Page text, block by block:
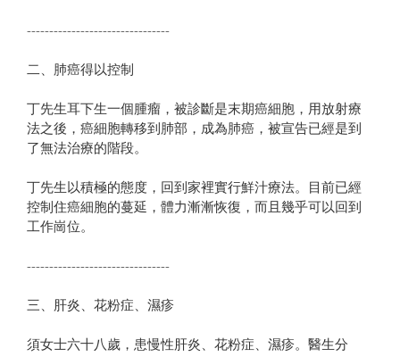
--------------------------------
二、肺癌得以控制
丁先生耳下生一個腫瘤，被診斷是末期癌細胞，用放射療
法之後，癌細胞轉移到肺部，成為肺癌，被宣告已經是到
了無法治療的階段。
丁先生以積極的態度，回到家裡實行鮮汁療法。目前已經
控制住癌細胞的蔓延，體力漸漸恢復，而且幾乎可以回到
工作崗位。
--------------------------------
三、肝炎、花粉症、濕疹
須女士六十八歲，患慢性肝炎、花粉症、濕疹。醫生分